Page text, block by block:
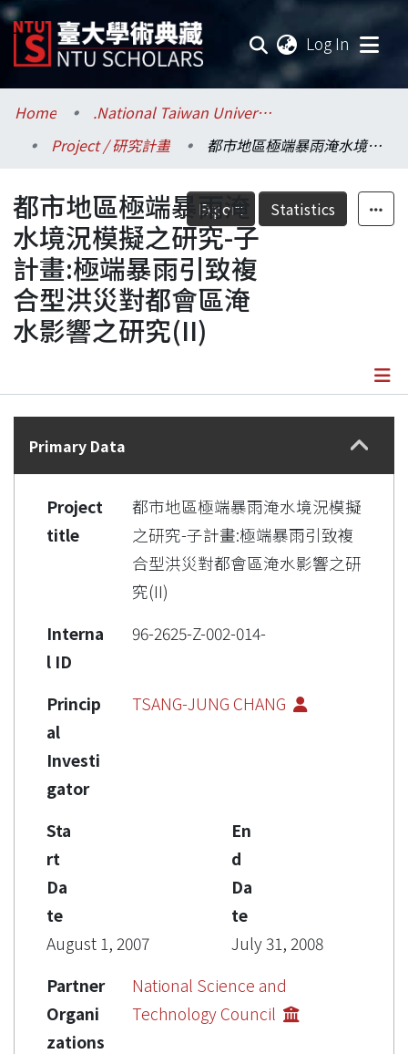
Log In
Communities & Collections
Research Outputs
Fundings & Projects
Researchers
Organizations
Statistics
Home
.National Taiwan University / 國立臺灣大學
Project / 研究計畫
都市地區極端暴雨淹水境況模擬之研究-子計畫:極端暴雨引致複合型洪災對都會區淹水影響之研究(II)
Export Statistics
都市地區極端暴雨淹
水境況模擬之研究-子
計畫:極端暴雨引致複
合型洪災對都會區淹
水影響之研究(II)
Details
Primary Data
Project
title
都市地區極端暴雨淹水境況模擬
之研究-子計畫:極端暴雨引致複
合型洪災對都會區淹水影響之研
究(II)
Interna
l ID
96-2625-Z-002-014-
Princip
al
Investi
gator
TSANG-JUNG CHANG
Sta
rt
Da
te
August 1, 2007
En
d
Da
te
July 31, 2008
Partner
Organi
zations
National Science and
Technology Council